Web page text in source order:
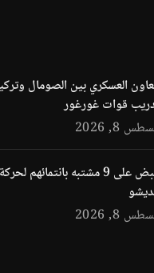
العسكري بين الصومال
قوات غورغور
8, 2026
القبض على 9 مشتبه
8, 2026